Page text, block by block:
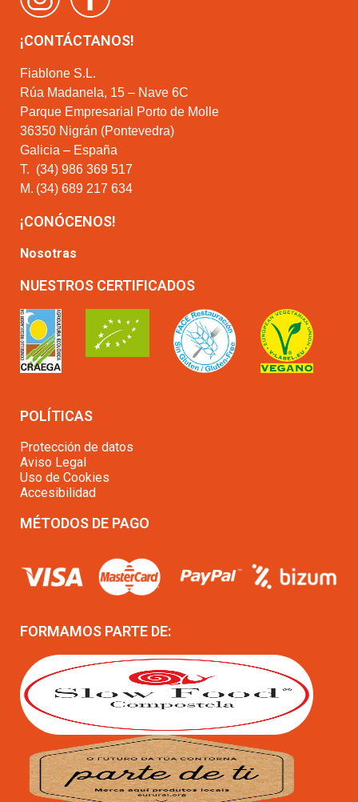
¡CONTÁCTANOS!
Fiablone S.L.
Rúa Madanela, 15 – Nave 6C
Parque Empresarial Porto de Molle
36350 Nigrán (Pontevedra)
Galicia – España
T. (34) 986 369 517
M. (34) 689 217 634
¡CONÓCENOS!
Nosotras
NUESTROS CERTIFICADOS
POLÍTICAS
Protección de datos
Aviso Legal
Uso de Cookies
Accesibilidad
MÉTODOS DE PAGO
FORMAMOS PARTE DE: